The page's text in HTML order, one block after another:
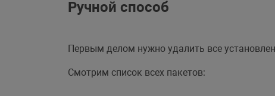
Ручной способ
Первым делом нужно удалить все
Смотрим список всех пакетов: